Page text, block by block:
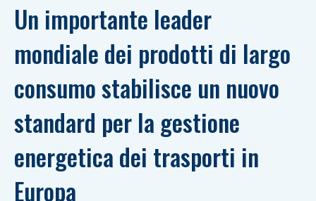
Un importante leader
mondiale dei prodotti di largo
consumo stabilisce un nuovo
standard per la gestione
energetica dei trasporti in
Europa